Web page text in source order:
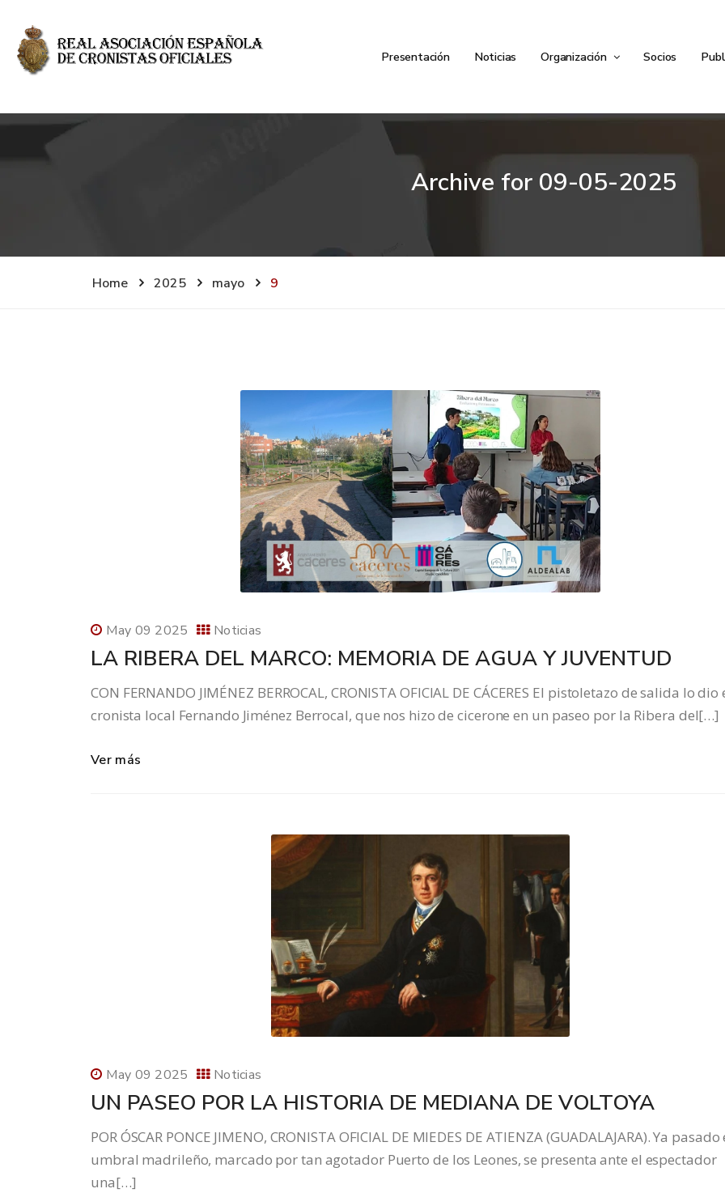
Presentación Noticias Organización Socios
Archive for 09-05-2025
Home 2025 mayo 9
May 09 2025 Noticias
LA RIBERA DEL MARCO: MEMORIA DE AGUA Y JUVENTUD
CON FERNANDO JIMÉNEZ BERROCAL, CRONISTA OFICIAL DE CÁCERES El pistoletazo de salida lo dio
cronista local Fernando Jiménez Berrocal, que nos hizo de cicerone en un paseo por la Ribera del[…]
Ver más
May 09 2025 Noticias
UN PASEO POR LA HISTORIA DE MEDIANA DE VOLTOYA
POR ÓSCAR PONCE JIMENO, CRONISTA OFICIAL DE MIEDES DE ATIENZA (GUADALAJARA). Ya pasado
umbral madrileño, marcado por tan agotador Puerto de los Leones, se presenta ante el espectador
una[…]